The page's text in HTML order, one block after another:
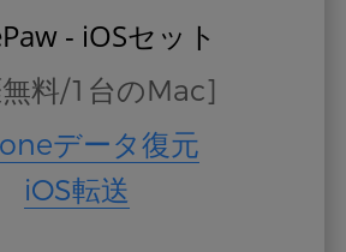
- iOSセット
料/1台のMac]
データ復元
iOS転送